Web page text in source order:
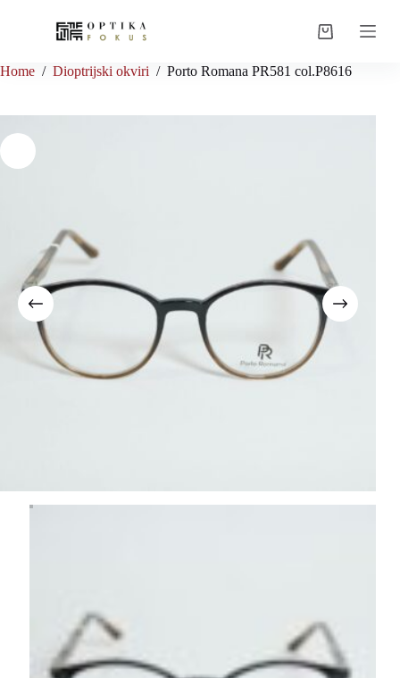
Shopping
Home / Dioptrijski okviri / Porto Romana PR581 col.P8616